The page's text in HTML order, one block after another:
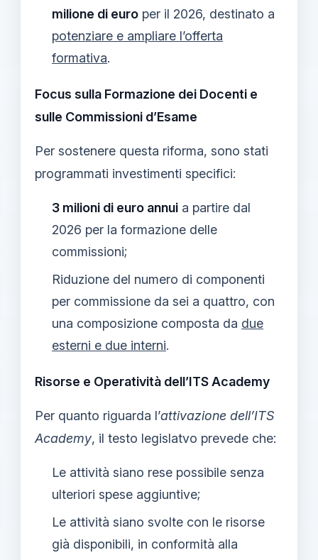
milione di euro per il 2026, destinato a
potenziare e ampliare l’offerta
formativa.
Focus sulla Formazione dei Docenti e
sulle Commissioni d’Esame
Per sostenere questa riforma, sono stati
programmati investimenti specifici:
3 milioni di euro annui a partire dal
2026 per la formazione delle
commissioni;
Riduzione del numero di componenti
per commissione da sei a quattro, con
una composizione composta da due
esterni e due interni.
Risorse e Operatività dell’ITS Academy
Per quanto riguarda l’attivazione dell’ITS
Academy, il testo legislatvo prevede che:
Le attività siano rese possibile senza
ulteriori spese aggiuntive;
Le attività siano svolte con le risorse
già disponibili, in conformità alla